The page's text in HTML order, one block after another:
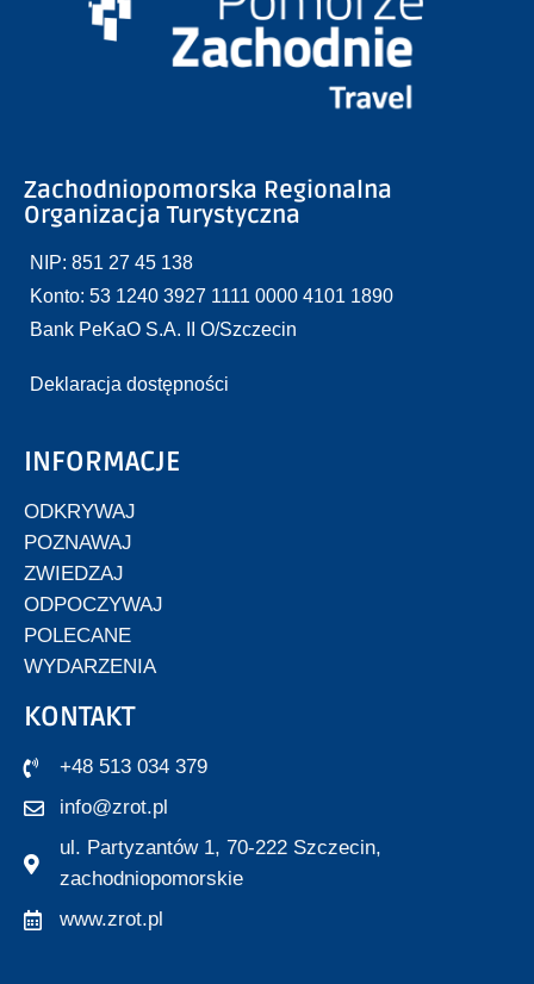
Zachodniopomorska Regionalna
Organizacja Turystyczna
NIP: 851 27 45 138
Konto: 53 1240 3927 1111 0000 4101 1890
Bank PeKaO S.A. II O/Szczecin
Deklaracja dostępności
INFORMACJE
ODKRYWAJ
POZNAWAJ
ZWIEDZAJ
ODPOCZYWAJ
POLECANE
WYDARZENIA
KONTAKT
+48 513 034 379
info@zrot.pl
ul. Partyzantów 1, 70-222 Szczecin,
zachodniopomorskie
www.zrot.pl